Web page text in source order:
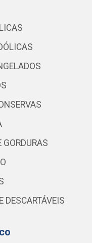
GORDURAS
DESCARTÁVEIS